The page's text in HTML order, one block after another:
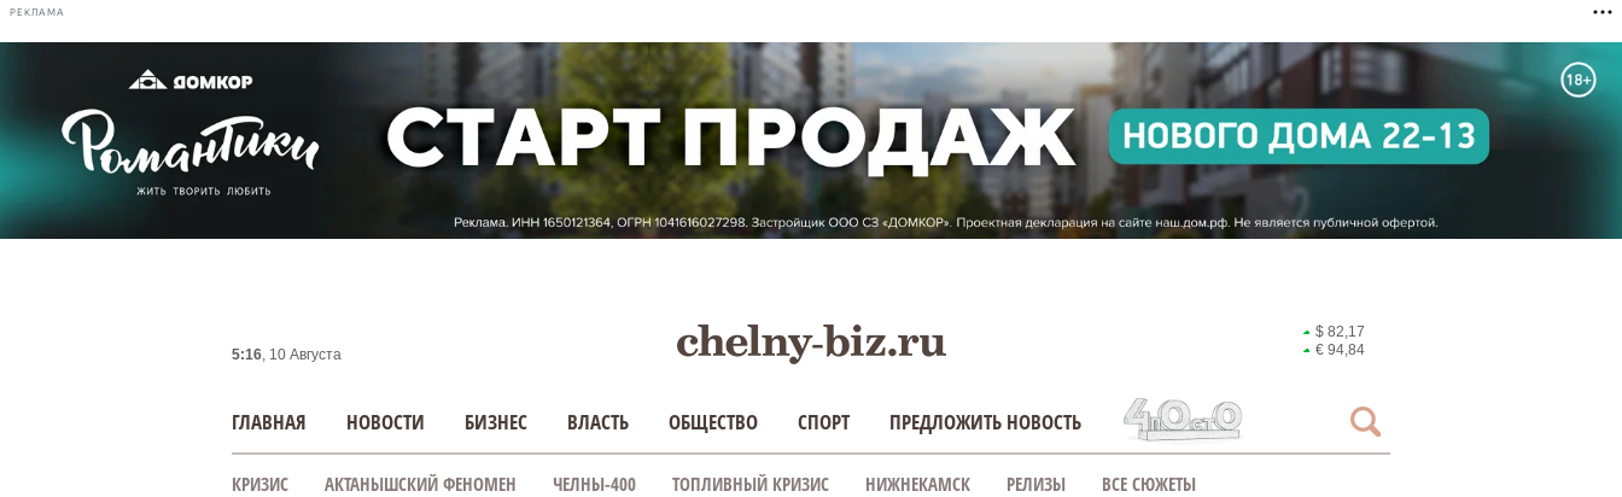
РЕКЛАМА
5:16, 10 Августа
$ 82,17
€ 94,84
ГЛАВНАЯ НОВОСТИ БИЗНЕС ВЛАСТЬ ОБЩЕСТВО СПОРТ ПРЕДЛОЖИТЬ НОВОСТЬ
КРИЗИС АКТАНЫШСКИЙ ФЕНОМЕН ЧЕЛНЫ-400 ТОПЛИВНЫЙ КРИЗИС НИЖНЕКАМСК РЕЛИЗЫ ВСЕ СЮЖЕТЫ